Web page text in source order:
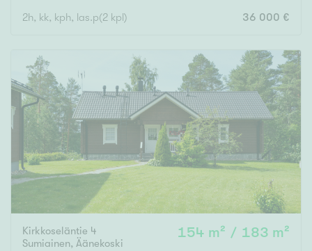
2h, kk, kph, las.p(2 kpl) 36 000 €
Kirkkoseläntie 4
Sumiainen, Äänekoski
154 m² / 183 m²